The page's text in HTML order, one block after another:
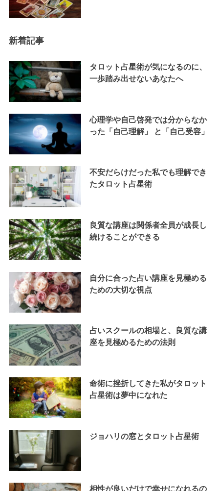
新着記事
タロット占星術が気になるのに、
一歩踏み出せないあなたへ
心理学や自己啓発では分からなか
った「自己理解」 と「自己受容」
不安だらけだった私でも理解でき
たタロット占星術
良質な講座は関係者全員が成長し
続けることができる
自分に合った占い講座を見極める
ための大切な視点
占いスクールの相場と、良質な講
座を見極めるための法則
命術に挫折してきた私がタロット
占星術は夢中になれた
ジョハリの窓とタロット占星術
相性が良いだけで幸せになれるの